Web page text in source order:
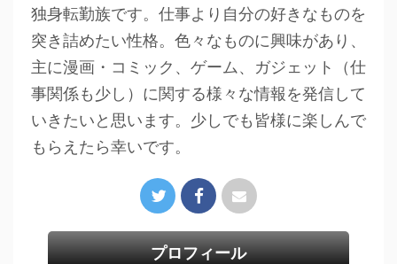
独身転勤族です。仕事より自分の好きなものを
突き詰めたい性格。色々なものに興味があり、
主に漫画・コミック、ゲーム、ガジェット（仕
事関係も少し）に関する様々な情報を発信して
いきたいと思います。少しでも皆様に楽しんで
もらえたら幸いです。
プロフィール